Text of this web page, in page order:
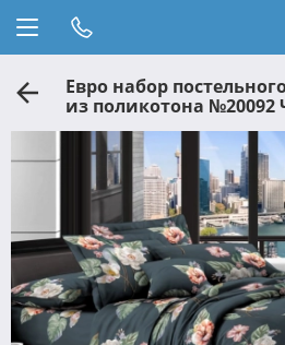
Евро набор
из поликотона